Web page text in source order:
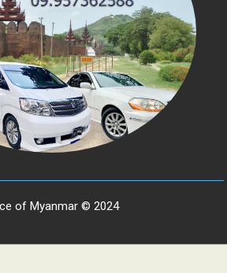
of Myanmar © 2024